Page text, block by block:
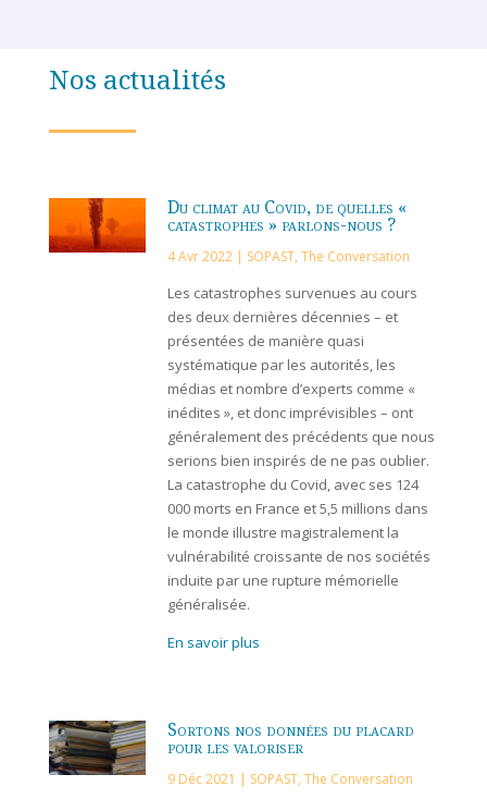
Nos actualités
Du climat au Covid, de quelles «
catastrophes » parlons-nous ?
4 Avr 2022 | SOPAST,The Conversation
Les catastrophes survenues au cours
des deux dernières décennies – et
présentées de manière quasi
systématique par les autorités, les
médias et nombre d’experts comme «
inédites », et donc imprévisibles – ont
généralement des précédents que nous
serions bien inspirés de ne pas oublier.
La catastrophe du Covid, avec ses 124
000 morts en France et 5,5 millions dans
le monde illustre magistralement la
vulnérabilité croissante de nos sociétés
induite par une rupture mémorielle
généralisée.
En savoir plus
Sortons nos données du placard
pour les valoriser
9 Déc 2021 | SOPAST,The Conversation